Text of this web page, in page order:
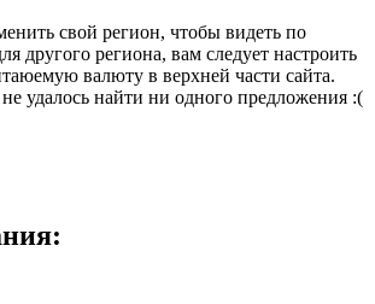
свой регион, чтобы видеть по
другого региона, вам следует настроить
валюту в верхней части сайта.
удалось найти ни одного предложения :(